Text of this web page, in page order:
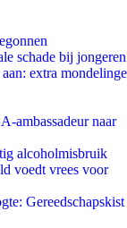
schade bij jongeren
extra mondelinge
ambassadeur naar
alcoholmisbruik
voedt vrees voor
Gereedschapskist